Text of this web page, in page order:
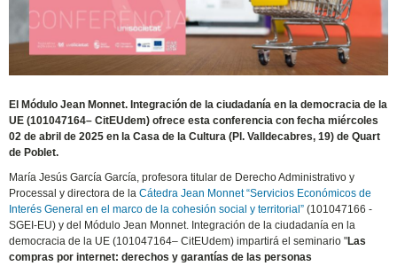
El Módulo Jean Monnet. Integración de la ciudadanía en la democracia de la
UE (101047164– CitEUdem) ofrece esta conferencia con fecha miércoles
02 de abril de 2025 en la Casa de la Cultura (Pl. Valldecabres, 19) de Quart
de Poblet.
María Jesús García García, profesora titular de Derecho Administrativo y
Processal y directora de laCátedra Jean Monnet “Servicios Económicos de
Interés General en el marco de la cohesión social y territorial” (101047166 -
SGEI-EU) y del Módulo Jean Monnet. Integración de la ciudadanía en la
democracia de la UE (101047164– CitEUdem) impartirá el seminario "Las
compras por internet: derechos y garantías de las personas